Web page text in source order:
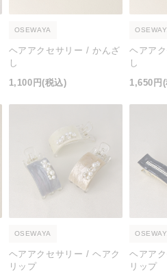
OSEWAYA
ヘアアクセサリー / かんざ
し
1,100円(税込)
ヘアア
し
1,650円
OSEWAYA
ヘアアクセサリー / ヘアク
リップ
ヘアア
リップ